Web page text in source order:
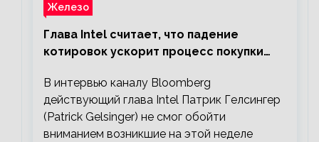
Железо
Глава Intel считает, что падение
котировок ускорит процесс покупки
В интервью каналу Bloomberg
действующий глава Intel Патрик Гелсингер
(Patrick Gelsinger) не смог обойти
вниманием возникшие на этой неделе